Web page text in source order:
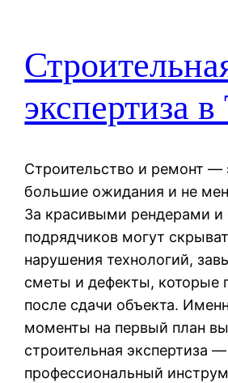
экспертиза в
Строительство и ремонт —
большие ожидания и не
За красивыми рендерами
подрядчиков могут
нарушения технологий,
сметы и дефекты, которые
после сдачи объекта.
моменты на первый план
строительная экспертиза —
профессиональный